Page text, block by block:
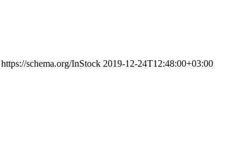
https://schema.org/InStock 2019-12-24T12:48:00+03:00